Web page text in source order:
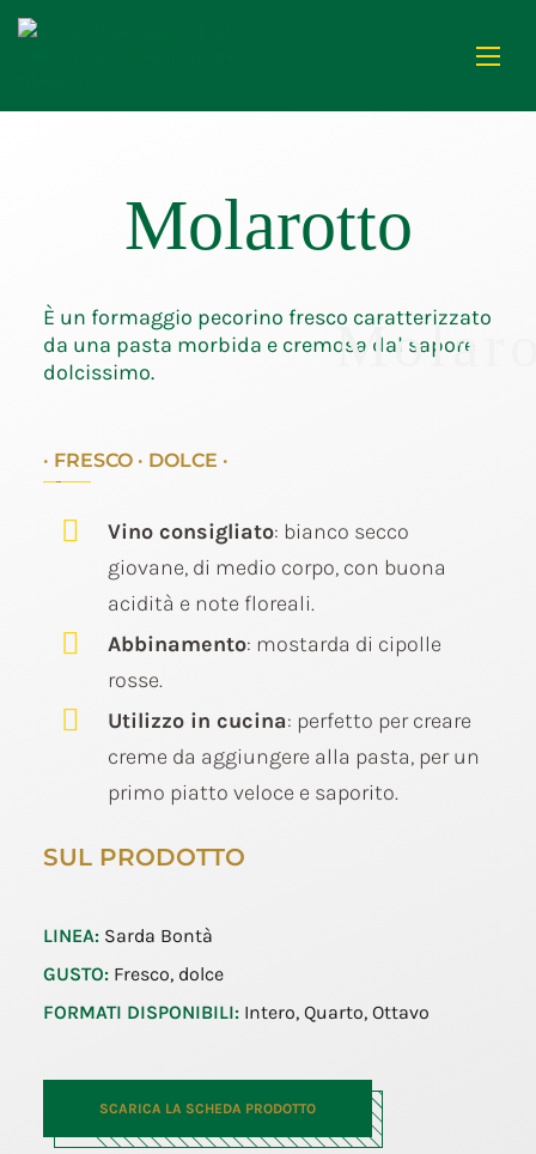
Molarotto
SUL PRODOTTO
LINEA: Sarda Bontà
GUSTO: Fresco, dolce
FORMATI DISPONIBILI: Intero, Quarto, Ottavo
SCARICA LA SCHEDA PRODOTTO
È un formaggio pecorino fresco caratterizzato
da una pasta morbida e cremosa dal sapore
dolcissimo.
· FRESCO · DOLCE ·
Vino consigliato: bianco secco
giovane, di medio corpo, con buona
acidità e note floreali.
Abbinamento: mostarda di cipolle
rosse.
Utilizzo in cucina: perfetto per creare
creme da aggiungere alla pasta, per un
primo piatto veloce e saporito.